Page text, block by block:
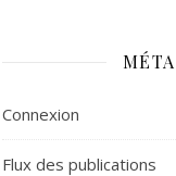
MÉTA
Connexion
Flux des publications